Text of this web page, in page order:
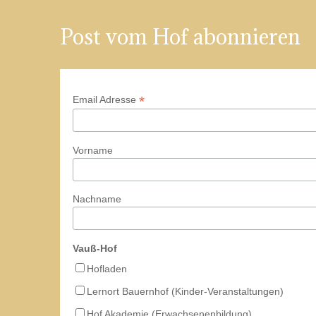
Post vom Hof abonnieren
Email Adresse *
Vorname
Nachname
Vauß-Hof
Hofladen
Lernort Bauernhof (Kinder-Veranstaltungen)
Hof Akademie (Erwachsenenbildung)